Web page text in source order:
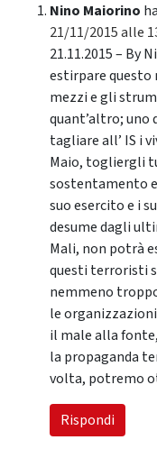
Nino Maiorino
21/11/2015 alle
21.11.2015 – By
estirpare questo
mezzi e gli
quant’altro; uno
tagliare all’ IS i
Maio, togliergli
sostentamento
suo esercito e i
desume dagli
Mali, non potrà
questi terroristi
nemmeno
le
il male alla
la propaganda
volta, potremo
Rispondi